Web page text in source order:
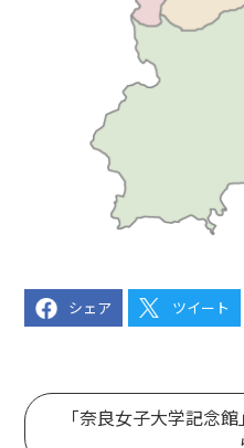
シェア ツイート
「奈良女子大学記念